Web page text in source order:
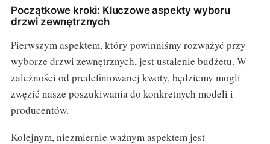
Początkowe kroki: Kluczowe aspekty wyboru
drzwi zewnętrznych
Pierwszym aspektem, który powinniśmy rozważyć przy
wyborze drzwi zewnętrznych, jest ustalenie budżetu. W
zależności od predefiniowanej kwoty, będziemy mogli
zwęzić nasze poszukiwania do konkretnych modeli i
producentów.
Kolejnym, niezmiernie ważnym aspektem jest